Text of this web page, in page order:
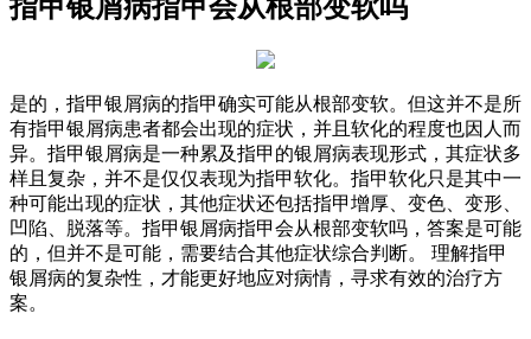
指甲银屑病指甲会从根部变软吗
是的，指甲银屑病的指甲确实可能从根部变软。但这并不是所
有指甲银屑病患者都会出现的症状，并且软化的程度也因人而
异。指甲银屑病是一种累及指甲的银屑病表现形式，其症状多
样且复杂，并不是仅仅表现为指甲软化。指甲软化只是其中一
种可能出现的症状，其他症状还包括指甲增厚、变色、变形、
凹陷、脱落等。指甲银屑病指甲会从根部变软吗，答案是可能
的，但并不是可能，需要结合其他症状综合判断。 理解指甲
银屑病的复杂性，才能更好地应对病情，寻求有效的治疗方
案。